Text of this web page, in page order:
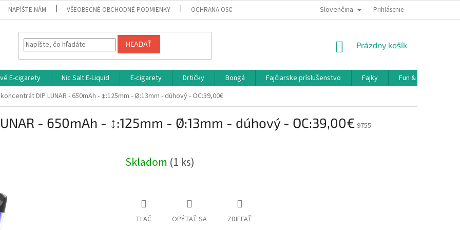
NAPÍŠTE NÁM VŠEOBECNÉ OBCHODNÉ PODMIENKY OCHRANA OSOBNÝCH ÚDAJOV DOPRAVA A PLATBA
Slovenčina Prihlásenie
HĽADAŤ
NÁKUPNÝ
Prázdny košík
E-cigarety Nic Salt E-Liquid E-cigarety Drtičky Bongá Fajčiarske príslušenstvo Fajky
Fun & Games
DIP LUNAR - 650mAh - ↕:125mm - Ø:13mm - dúhový - OC:39,00€
- 650mAh - ↕:125mm - Ø:13mm - dúhový - OC:39,00€ 9755
Skladom (1 ks)
TLAČ OPÝTAŤ SA ZDIEĽAŤ